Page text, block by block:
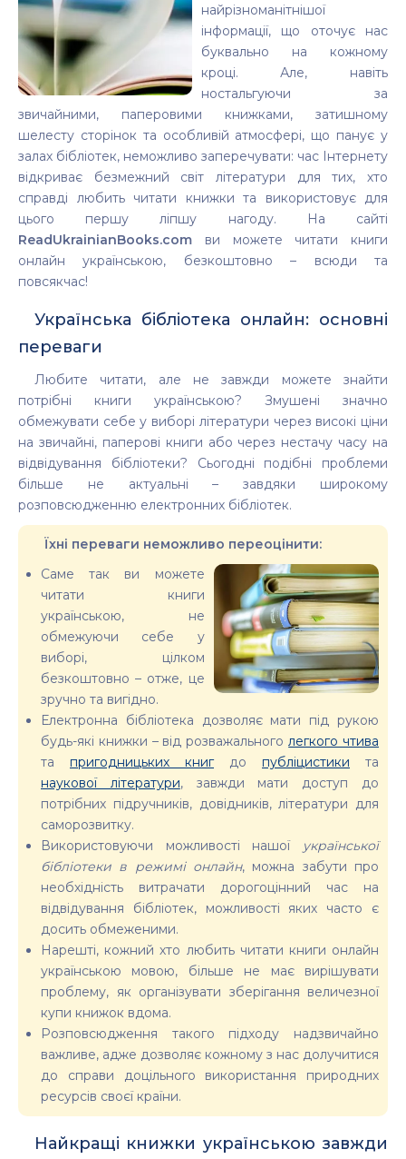
найрізноманітнішої
інформації, що оточує нас
буквально на кожному
кроці. Але, навіть
ностальгуючи за
звичайними, паперовими книжками, затишному
шелесту сторінок та особливій атмосфері, що панує у
залах бібліотек, неможливо заперечувати: час Інтернету
відкриває безмежний світ літератури для тих, хто
справді любить читати книжки та використовує для
цього першу ліпшу нагоду. На сайті
ReadUkrainianBooks.com ви можете читати книги
онлайн українською, безкоштовно – всюди та
повсякчас!
Українська бібліотека онлайн: основні
переваги
Любите читати, але не завжди можете знайти
потрібні книги українською? Змушені значно
обмежувати себе у виборі літератури через високі ціни
на звичайні, паперові книги або через нестачу часу на
відвідування бібліотеки? Сьогодні подібні проблеми
більше не актуальні – завдяки широкому
розповсюдженню електронних бібліотек.
Їхні переваги неможливо переоцінити:
Саме так ви можете
читати книги
українською, не
обмежуючи себе у
виборі, цілком
безкоштовно – отже, це
зручно та вигідно.
Електронна бібліотека дозволяє мати під рукою
будь-які книжки – від розважальноголегкого чтива
та пригодницьких книгдо публіцистики та
наукової літератури, завжди мати доступ до
потрібних підручників, довідників, літератури для
саморозвитку.
Використовуючи можливості нашої
української
бібліотеки в режимі онлайн, можна забути про
необхідність витрачати дорогоцінний час на
відвідування бібліотек, можливості яких часто є
досить обмеженими.
Нарешті, кожний хто любить читати книги онлайн
українською мовою, більше не має вирішувати
проблему, як організувати зберігання величезної
купи книжок вдома.
Розповсюдження такого підходу надзвичайно
важливе, адже дозволяє кожному з нас долучитися
до справи доцільного використання природних
ресурсів своєї країни.
Найкращі книжки українською завжди